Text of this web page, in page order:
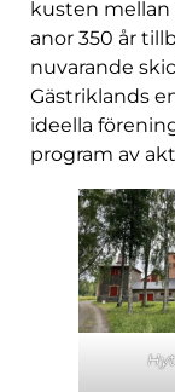
kusten mellan
anor 350 år
nuvarande
Gästriklands
ideella
program av